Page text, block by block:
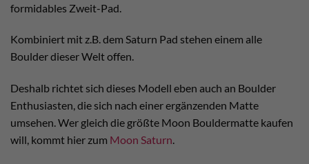
formidables Zweit-Pad.
Kombiniert mit z.B. dem Saturn Pad stehen einem alle
Boulder dieser Welt offen.
Deshalb richtet sich dieses Modell eben auch an Boulder
Enthusiasten, die sich nach einer ergänzenden Matte
umsehen. Wer gleich die größte Moon Bouldermatte kaufen
will, kommt hier zum Moon Saturn.